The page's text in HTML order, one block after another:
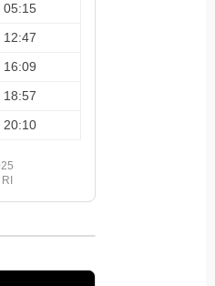
05:15
12:47
16:09
18:57
20:10